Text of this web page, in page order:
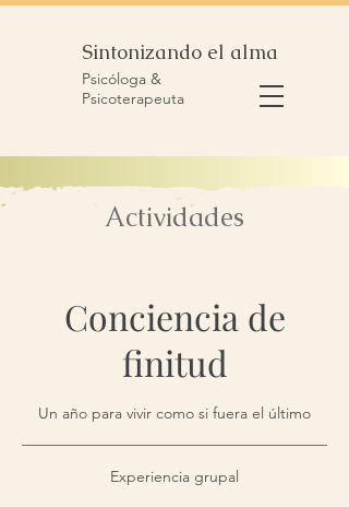
Sintonizando el alma
Psicóloga &
Psicoterapeuta
Actividades
Conciencia de
finitud
Un año para vivir como si fuera el último
Experiencia grupal